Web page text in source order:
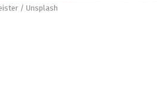
/ Unsplash